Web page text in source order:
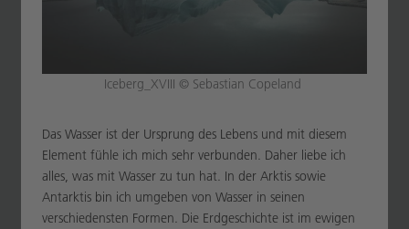
Iceberg_XVIII © Sebastian Copeland
Das Wasser ist der Ursprung des Lebens und mit diesem
Element fühle ich mich sehr verbunden. Daher liebe ich
alles, was mit Wasser zu tun hat. In der Arktis sowie
Antarktis bin ich umgeben von Wasser in seinen
verschiedensten Formen. Die Erdgeschichte ist im ewigen